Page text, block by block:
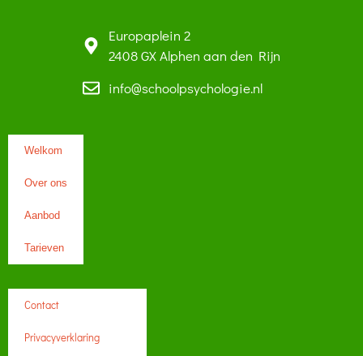
Europaplein 2
2408 GX Alphen aan den Rijn
info@schoolpsychologie.nl
Welkom
Over ons
Aanbod
Tarieven
Contact
Privacyverklaring